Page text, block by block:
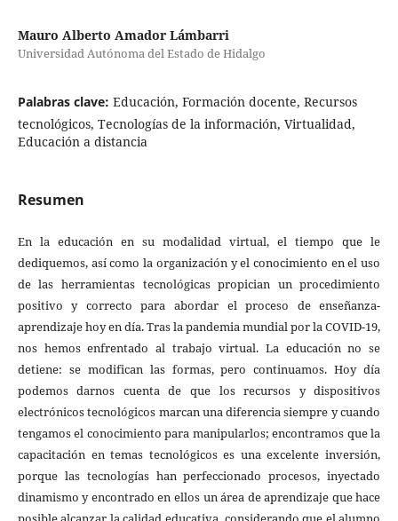
Mauro Alberto Amador Lámbarri
Universidad Autónoma del Estado de Hidalgo
Palabras clave: Educación, Formación docente, Recursos
tecnológicos, Tecnologías de la información, Virtualidad,
Educación a distancia
Resumen
En la educación en su modalidad virtual, el tiempo que le
dediquemos, así como la organización y el conocimiento en el uso
de las herramientas tecnológicas propician un procedimiento
positivo y correcto para abordar el proceso de enseñanza-
aprendizaje hoy en día. Tras la pandemia mundial por la COVID-19,
nos hemos enfrentado al trabajo virtual. La educación no se
detiene: se modifican las formas, pero continuamos. Hoy día
podemos darnos cuenta de que los recursos y dispositivos
electrónicos tecnológicos marcan una diferencia siempre y cuando
tengamos el conocimiento para manipularlos; encontramos que la
capacitación en temas tecnológicos es una excelente inversión,
porque las tecnologías han perfeccionado procesos, inyectado
dinamismo y encontrado en ellos un área de aprendizaje que hace